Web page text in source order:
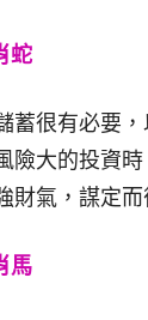
蛇
很有必要
險大的投資
財氣，謀定而
馬